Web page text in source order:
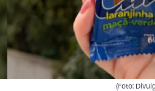
(Foto: